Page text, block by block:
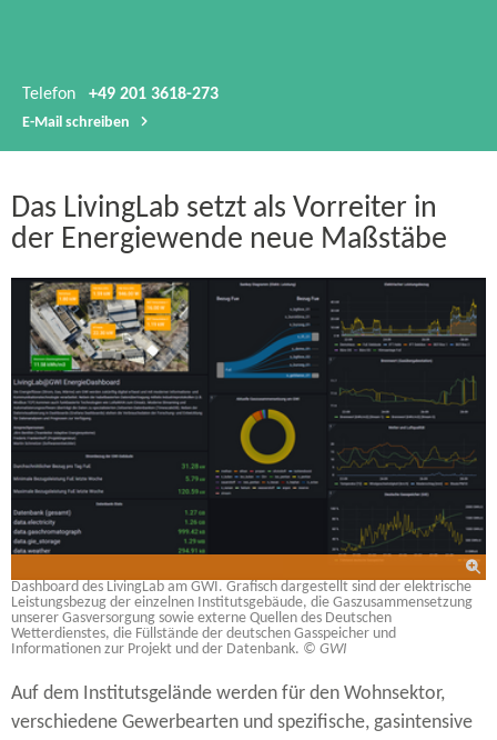
Telefon +49 201 3618-273
E-​Mail schreiben
Das LivingLab setzt als Vorreiter in
der Energiewende neue Maßstäbe
Dashboard des LivingLab am GWI. Grafisch dargestellt sind der elektrische
Leistungsbezug der einzelnen Institutsgebäude, die Gaszusammensetzung
unserer Gasversorgung sowie externe Quellen des Deutschen
Wetterdienstes, die Füllstände der deutschen Gasspeicher und
Informationen zur Projekt und der Datenbank. © GWI
Auf dem Institutsgelände werden für den Wohnsektor,
verschiedene Gewerbearten und spezifische, gasintensive